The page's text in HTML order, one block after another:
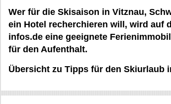
Wer für die Skisaison in Vitznau,
ein Hotel recherchieren will, wird auf
infos.de eine geeignete
für den Aufenthalt.
Übersicht zu Tipps für den Skiurlaub